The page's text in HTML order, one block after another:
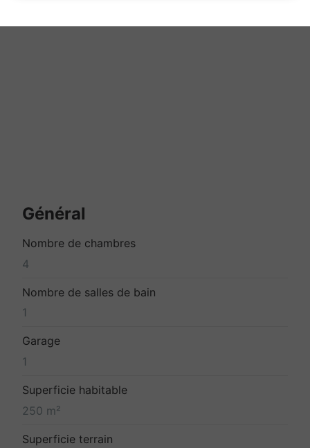
Général
Nombre de chambres
4
Nombre de salles de bain
1
Garage
1
Superficie habitable
250 m²
Superficie terrain